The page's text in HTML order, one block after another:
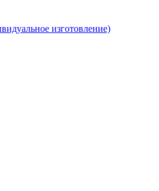
изготовление)